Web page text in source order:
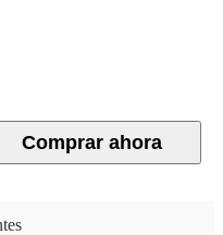
Comprar ahora